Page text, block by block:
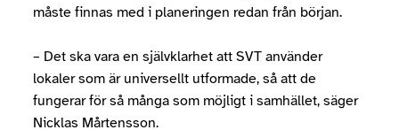
måste finnas med i planeringen redan från början.
– Det ska vara en självklarhet att SVT använder
lokaler som är universellt utformade, så att de
fungerar för så många som möjligt i samhället, säger
Nicklas Mårtensson.